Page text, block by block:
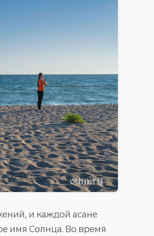
и каждой асане
имя Солнца. Во время